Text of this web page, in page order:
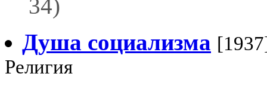
34)
Душа социализма
Религия